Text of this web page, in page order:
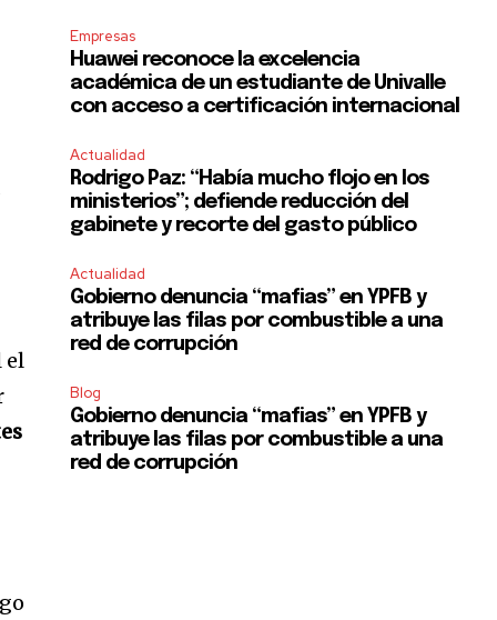
el
Empresas
Huawei reconoce la excelencia
académica de un estudiante de Univalle
con acceso a certificación internacional
Actualidad
Rodrigo Paz: “Había mucho flojo en los
ministerios”; defiende reducción del
gabinete y recorte del gasto público
Actualidad
Gobierno denuncia “mafias” en YPFB y
atribuye las filas por combustible a una
red de corrupción
Blog
Gobierno denuncia “mafias” en YPFB y
atribuye las filas por combustible a una
red de corrupción